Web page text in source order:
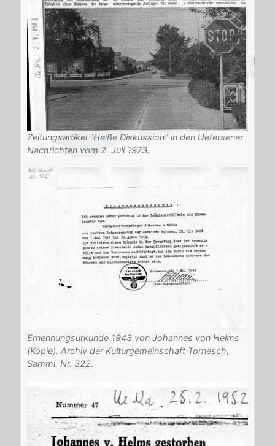
Zeitungsartikel "Heiße Diskussion" in den Uetersener
Nachrichten vom 2. Juli 1973.
Ernennungsurkunde 1943 von Johannes von Helms
(Kopie). Archiv der Kulturgemeinschaft Tornesch,
Samml. Nr. 322.